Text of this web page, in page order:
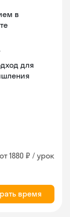
в
для
от 1880 ₽ / урок
время